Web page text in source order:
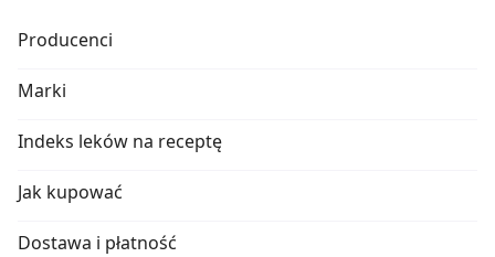
Producenci
Marki
Indeks leków na receptę
Jak kupować
Dostawa i płatność